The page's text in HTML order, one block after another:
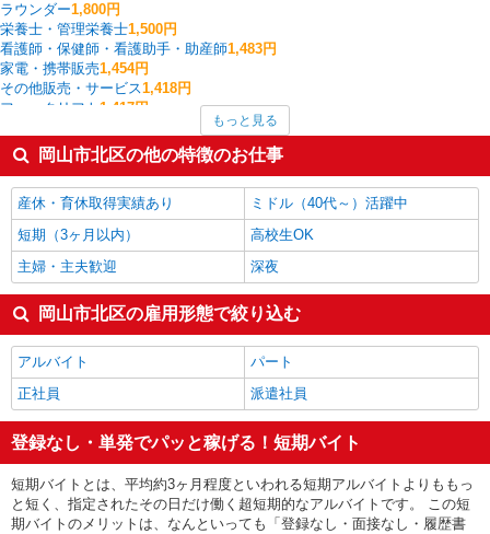
ラウンダー1,800円
栄養士・管理栄養士1,500円
看護師・保健師・看護助手・助産師1,483円
家電・携帯販売1,454円
その他販売・サービス1,418円
フォークリフト 1,417円
その他介護・福祉1,350円
梱包・仕分け・ピッキング 1,344円
介護職・ヘルパー1,340円
岡山市北区の他の職種の平均時給を見る
もっと見る
岡山市北区の他の特徴のお仕事
産休・育休取得実績あり
ミドル（40代～）活躍中
短期（3ヶ月以内）
高校生OK
主婦・主夫歓迎
深夜
岡山市北区の雇用形態で絞り込む
アルバイト
パート
正社員
派遣社員
登録なし・単発でパッと稼げる！短期バイト
短期バイトとは、平均約3ヶ月程度といわれる短期アルバイトよりももっ
と短く、指定されたその日だけ働く超短期的なアルバイトです。 この短
期バイトのメリットは、なんといっても「登録なし・面接なし・履歴書